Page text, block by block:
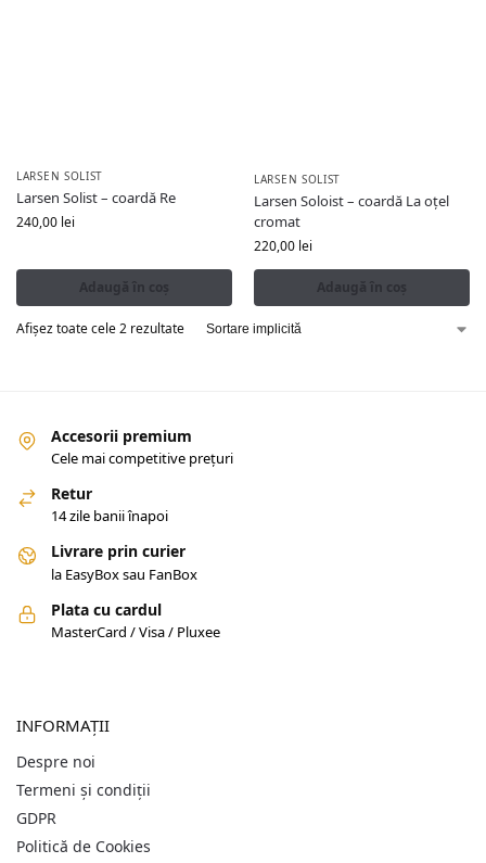
LARSEN SOLIST
Larsen Solist – coardă Re
240,00 lei
Adaugă în coș
LARSEN SOLIST
Larsen Soloist – coardă La oțel
cromat
220,00 lei
Adaugă în coș
Afișez toate cele 2 rezultate
Accesorii premium
Cele mai competitive prețuri
Retur
14 zile banii înapoi
Livrare prin curier
la EasyBox sau FanBox
Plata cu cardul
MasterCard / Visa / Pluxee
INFORMAȚII
Despre noi
Termeni și condiții
GDPR
Politică de Cookies